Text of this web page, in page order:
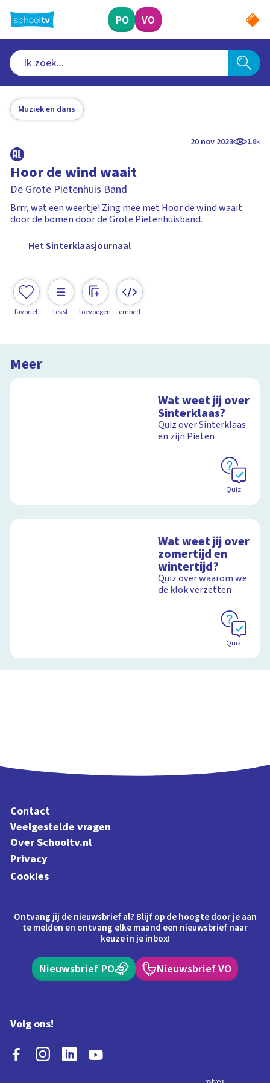
naar
hoofdinhoud
PO VO
Muziek en dans
20 nov 2023 1.8k
Hoor de wind waait
De Grote Pietenhuis Band
Brrr, wat een weertje! Zing mee met Hoor de wind waait
door de bomen door de Grote Pietenhuisband.
Het Sinterklaasjournaal
favoriet tekst toevoegen embed
Meer
Wat weet jij over
Sinterklaas?
Quiz over Sinterklaas
en zijn Pieten
Quiz
Wat weet jij over
zomertijd en
wintertijd?
Quiz over waarom we
de klok verzetten
Quiz
Contact
Veelgestelde vragen
Over Schooltv.nl
Privacy
Cookies
Ontvang jij de nieuwsbrief al? Blijf op de hoogte door je aan
te melden en ontvang elke maand een nieuwsbrief naar
keuze in je inbox!
Nieuwsbrief PO Nieuwsbrief VO
Volg ons!